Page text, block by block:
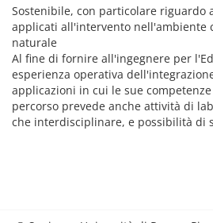
Sostenibile, con particolare riguardo
applicati all'intervento nell'ambiente
naturale
Al fine di fornire all'ingegnere per
esperienza operativa
applicazioni in cui le sue
percorso prevede anche attività di
che interdisciplinare, e possibilità di